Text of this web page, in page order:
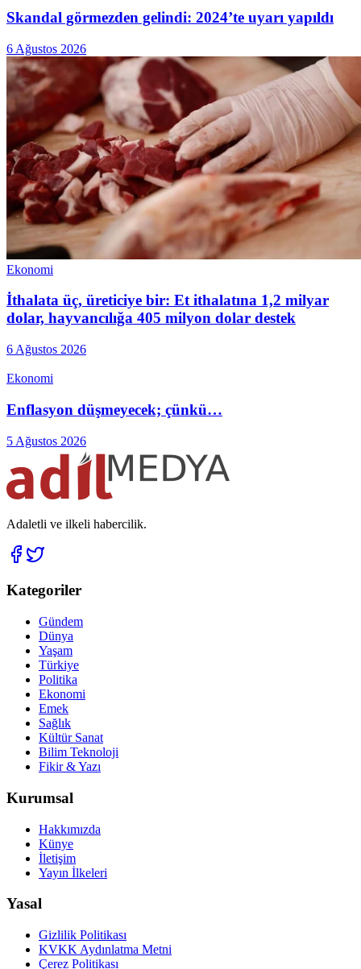
Skandal görmezden gelindi: 2024’te uyarı yapıldı
6 Ağustos 2026
Ekonomi
İthalata üç, üreticiye bir: Et ithalatına 1,2 milyar
dolar, hayvancılığa 405 milyon dolar destek
6 Ağustos 2026
Ekonomi
Enflasyon düşmeyecek; çünkü…
5 Ağustos 2026
Adaletli ve ilkeli habercilik.
Kategoriler
Gündem
Dünya
Yaşam
Türkiye
Politika
Ekonomi
Emek
Sağlık
Kültür Sanat
Bilim Teknoloji
Fikir & Yazı
Kurumsal
Hakkımızda
Künye
İletişim
Yayın İlkeleri
Yasal
Gizlilik Politikası
KVKK Aydınlatma Metni
Çerez Politikası